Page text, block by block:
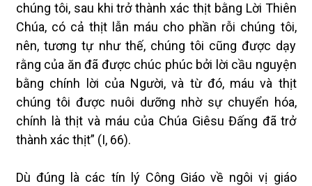
chúng tôi, sau khi trở thành xác thịt bằng Lời Thiên
Chúa, có cả thịt lẫn máu cho phần rỗi chúng tôi,
nên, tương tự như thế, chúng tôi cũng được dạy
rằng của ăn đã được chúc phúc bởi lời cầu nguyện
bằng chính lời của Người, và từ đó, máu và thịt
chúng tôi được nuôi dưỡng nhờ sự chuyển hóa,
chính là thịt và máu của Chúa Giêsu Đấng đã trở
thành xác thịt” (I, 66).
Dù đúng là các tín lý Công Giáo về ngôi vị giáo